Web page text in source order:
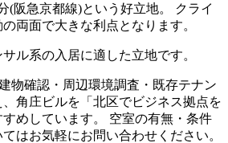
(阪急京都線)という好立地。 クライ
両面で大きな利点となります。
ル系の入居に適した立地です。
物確認・周辺環境調査・既存テナン
、角庄ビルを「北区でビジネス拠点を
めしています。 空室の有無・条件
はお気軽にお問い合わせください。